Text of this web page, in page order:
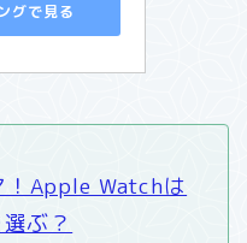
グで見る
！Apple Watchは
ぶ？